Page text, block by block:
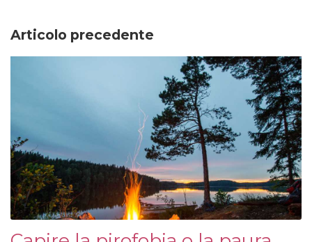
Articolo precedente